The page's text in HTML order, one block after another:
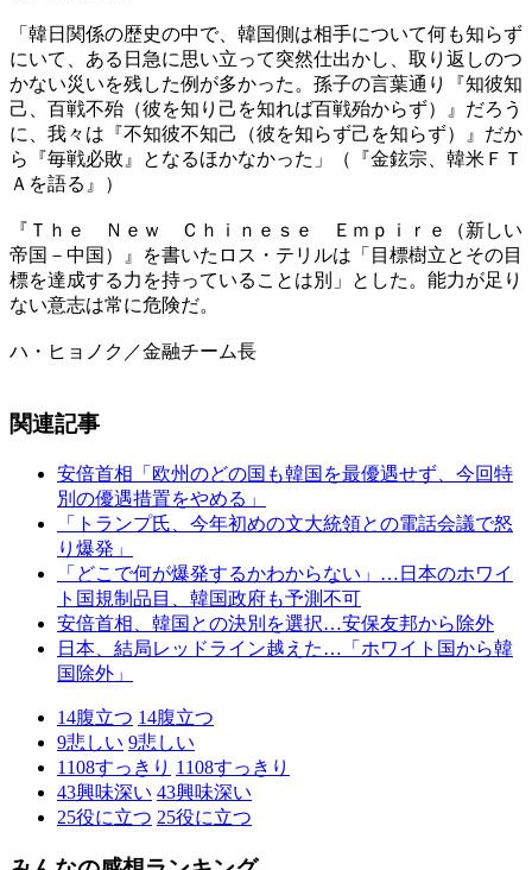
「韓日関係の歴史の中で、韓国側は相手について何も知らず
にいて、ある日急に思い立って突然仕出かし、取り返しのつ
かない災いを残した例が多かった。孫子の言葉通り『知彼知
己、百戦不殆（彼を知り己を知れば百戦殆からず）』だろう
に、我々は『不知彼不知己（彼を知らず己を知らず）』だか
ら『毎戦必敗』となるほかなかった」（『金鉉宗、韓米ＦＴ
Ａを語る』）
『Ｔｈｅ Ｎｅｗ Ｃｈｉｎｅｓｅ Ｅｍｐｉｒｅ（新しい
帝国－中国）』を書いたロス・テリルは「目標樹立とその目
標を達成する力を持っていることは別」とした。能力が足り
ない意志は常に危険だ。
ハ・ヒョノク／金融チーム長
関連記事
安倍首相「欧州のどの国も韓国を最優遇せず、今回特
別の優遇措置をやめる」
「トランプ氏、今年初めの文大統領との電話会議で怒
り爆発」
「どこで何が爆発するかわからない」…日本のホワイ
ト国規制品目、韓国政府も予測不可
安倍首相、韓国との決別を選択…安保友邦から除外
日本、結局レッドライン越えた…「ホワイト国から韓
国除外」
14腹立つ 14腹立つ
9悲しい 9悲しい
1108すっきり 1108すっきり
43興味深い 43興味深い
25役に立つ 25役に立つ